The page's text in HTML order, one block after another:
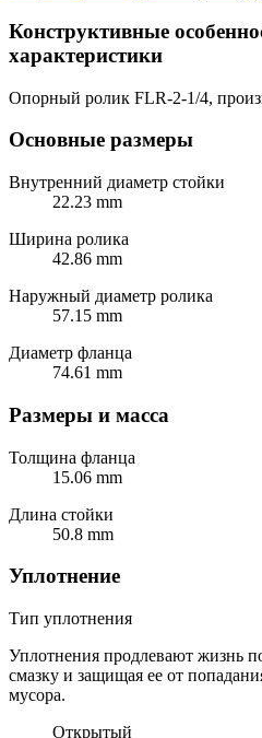
Конструктивные
характеристики
Опорный ролик FLR-2-1/4,
Основные размеры
Внутренний диаметр стойки
22.23 mm
Ширина ролика
42.86 mm
Наружный диаметр ролика
57.15 mm
Диаметр фланца
74.61 mm
Размеры и масса
Толщина фланца
15.06 mm
Длина стойки
50.8 mm
Уплотнение
Тип уплотнения
Уплотнения продлевают жизнь
смазку и защищая ее от
мусора.
Открытый